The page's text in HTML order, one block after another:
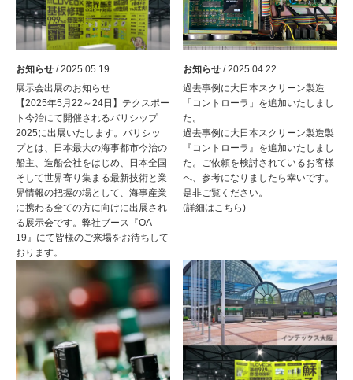
お知らせ / 2025.05.19
展示会出展のお知らせ
【2025年5月22～24日】テクスポー
ト今治にて開催されるバリシップ
2025に出展いたします。バリシッ
プとは、日本最大の海事都市今治の
船主、造船会社をはじめ、日本全国
そして世界寄り集まる最新技術と業
界情報の把握の場として、海事産業
に携わる全ての方に向けに出展され
る展示会です。弊社ブース『OA-
19』にて皆様のご来場をお待ちして
おります。
お知らせ / 2025.04.22
過去事例に大日本スクリーン製造
「コントローラ」を追加いたしまし
た。
過去事例に大日本スクリーン製造製
『コントローラ』を追加いたしまし
た。ご依頼を検討されているお客様
へ、参考になりましたら幸いです。
是非ご覧ください。
(詳細は こちら)